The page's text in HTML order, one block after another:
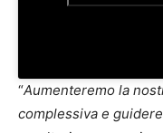
“Aumenteremo la
complessiva e